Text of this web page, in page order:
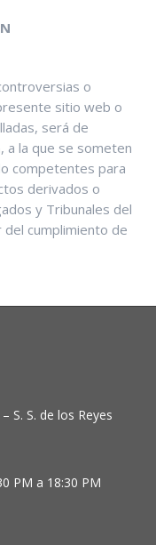
o
sitio web o
será de
a la que se someten
competentes para
derivados o
y Tribunales del
del cumplimiento de
S. S. de los Reyes
PM a 18:30 PM